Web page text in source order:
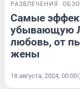
РАЗВЛЕЧЕНИЯ
Самые
убывающую
любовь, от
жены
18 августа, 2024, 00:00